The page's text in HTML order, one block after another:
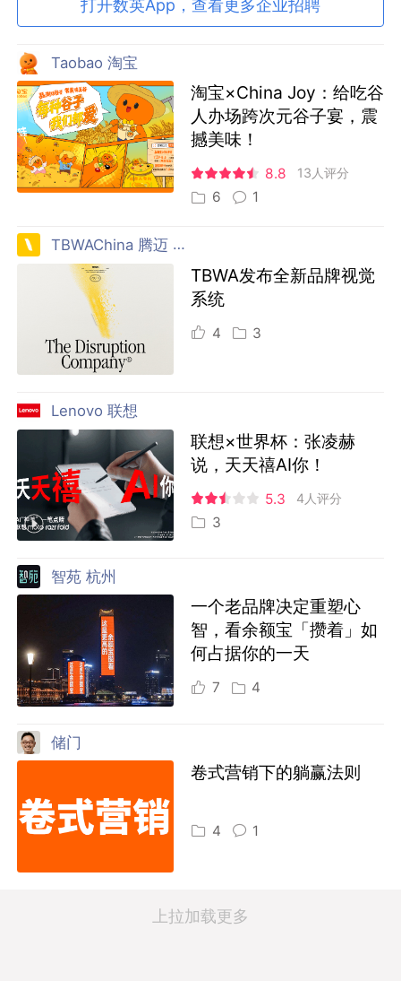
打开数英App，查看更多企业招聘
Taobao 淘宝
淘宝×China Joy：给吃谷
人办场跨次元谷子宴，震
撼美味！
8.8 13人评分
6 1
TBWAChina 腾迈 中国
TBWA发布全新品牌视觉
系统
4 3
Lenovo 联想
联想×世界杯：张凌赫
说，天天禧AI你！
5.3 4人评分
3
智苑 杭州
一个老品牌决定重塑心
智，看余额宝「攒着」如
何占据你的一天
7 4
储门
卷式营销下的躺赢法则
4 1
上拉加载更多